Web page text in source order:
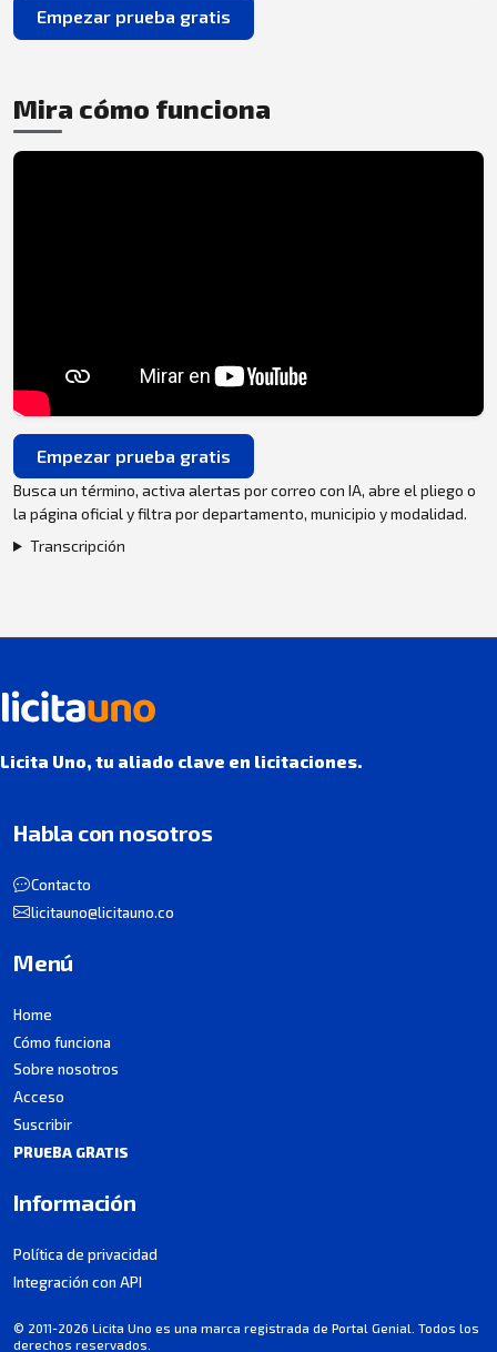
Empezar prueba gratis
Mira cómo funciona
Empezar prueba gratis
Busca un término, activa alertas por correo con IA, abre el pliego o
la página oficial y filtra por departamento, municipio y modalidad.
Transcripción
Licita Uno, tu aliado clave en licitaciones.
Habla con nosotros
Contacto
licitauno@licitauno.co
Menú
Home
Cómo funciona
Sobre nosotros
Acceso
Suscribir
PRUEBA GRATIS
Información
Política de privacidad
Integración con API
© 2011-2026 Licita Uno es una marca registrada de Portal Genial. Todos los
derechos reservados.